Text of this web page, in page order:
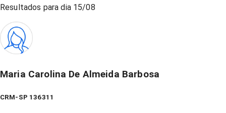
Resultados para dia 15/08
Maria Carolina De Almeida Barbosa
CRM-SP 136311